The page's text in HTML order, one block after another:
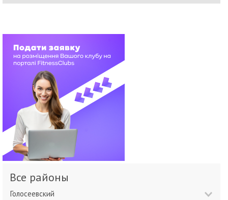
Все районы
Голосеевский